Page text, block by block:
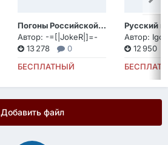
Погоны Российской Армии
Автор: -=[|JokeR|]=-
13 278
0
БЕСПЛАТНЫЙ
Автор:
12 950
Добавить файл